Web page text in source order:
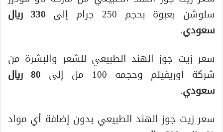
سلوشن بعبوة بحجم 250 جرام إلى
330 ريال
سعودي.
سعر زيت جوز الهند الطبيعي للشعر والبشرة من
شركة أوريفيلم وحجمه 100 مل إلى
80 ريال
سعودي.
سعر زيت جوز الهند الطبيعي بدون إضافة أي مواد